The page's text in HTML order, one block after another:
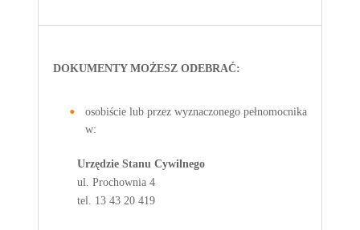
DOKUMENTY MOŻESZ ODEBRAĆ:
osobiście lub przez wyznaczonego pełnomocnika
w:
Urzędzie Stanu Cywilnego
ul. Prochownia 4
tel. 13 43 20 419